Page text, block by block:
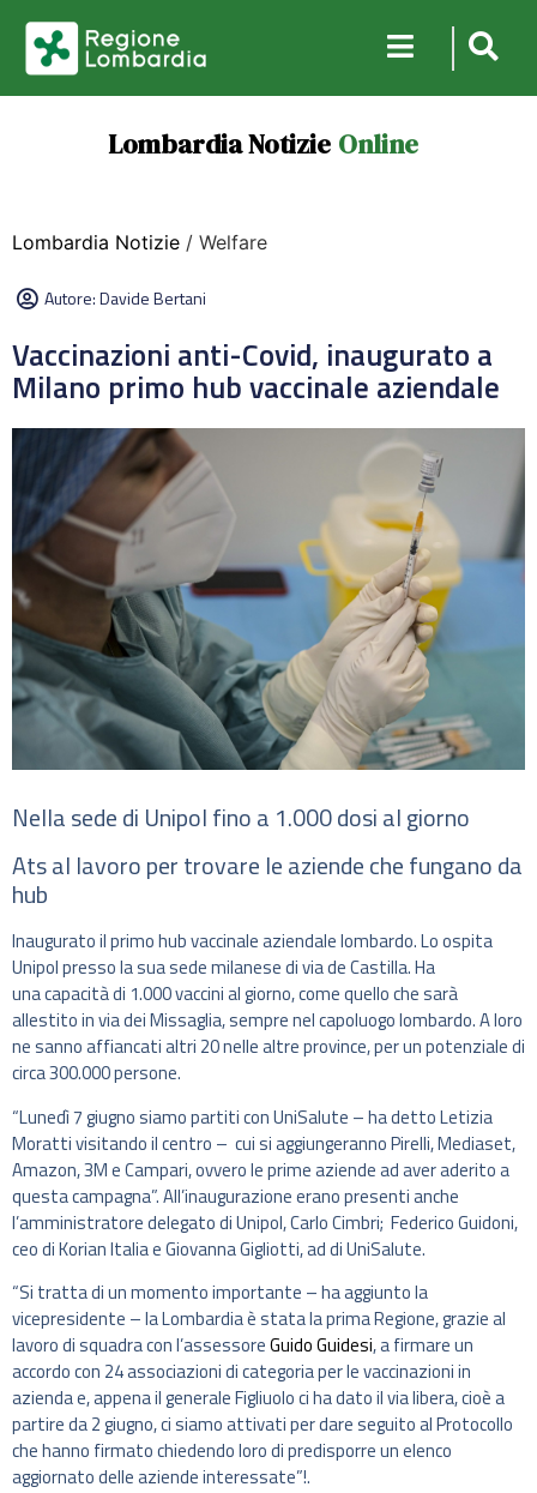
Lombardia Notizie Online
Lombardia Notizie / Welfare
Autore:Davide Bertani
Vaccinazioni anti-Covid, inaugurato a
Milano primo hub vaccinale aziendale
Nella sede di Unipol fino a 1.000 dosi al giorno
Ats al lavoro per trovare le aziende che fungano da
hub
Inaugurato il primo hub vaccinale aziendale lombardo. Lo ospita
Unipol presso la sua sede milanese di via de Castilla. Ha
una capacità di 1.000 vaccini al giorno, come quello che sarà
allestito in via dei Missaglia, sempre nel capoluogo lombardo. A loro
ne sanno affiancati altri 20 nelle altre province, per un potenziale di
circa 300.000 persone.
“Lunedì 7 giugno siamo partiti con UniSalute – ha detto Letizia
Moratti visitando il centro – cui si aggiungeranno Pirelli, Mediaset,
Amazon, 3M e Campari, ovvero le prime aziende ad aver aderito a
questa campagna”. All’inaugurazione erano presenti anche
l’amministratore delegato di Unipol, Carlo Cimbri; Federico Guidoni,
ceo di Korian Italia e Giovanna Gigliotti, ad di UniSalute.
“Si tratta di un momento importante – ha aggiunto la
vicepresidente – la Lombardia è stata la prima Regione, grazie al
lavoro di squadra con l’assessoreGuido Guidesi, a firmare un
accordo con 24 associazioni di categoria per le vaccinazioni in
azienda e, appena il generale Figliuolo ci ha dato il via libera, cioè a
partire da 2 giugno, ci siamo attivati per dare seguito al Protocollo
che hanno firmato chiedendo loro di predisporre un elenco
aggiornato delle aziende interessate”!.